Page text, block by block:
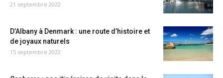
21 septembre 2022
D’Albany à Denmark : une route d’histoire et
de joyaux naturels
15 septembre 2022